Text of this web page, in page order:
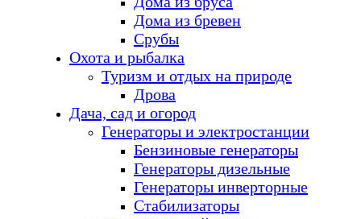
Дома из бревен
Срубы
Охота и рыбалка
Туризм и отдых на природе
Дрова
Дача, сад и огород
Генераторы и электростанции
Бензиновые генераторы
Генераторы дизельные
Генераторы инверторные
Стабилизаторы